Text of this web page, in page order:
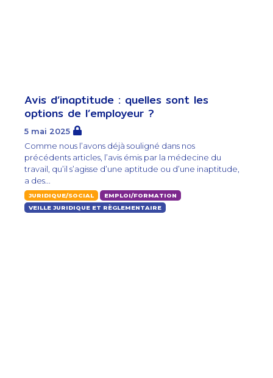
Avis d’inaptitude : quelles sont les
options de l’employeur ?
5 mai 2025
Comme nous l’avons déjà souligné dans nos
précédents articles, l’avis émis par la médecine du
travail, qu’il s’agisse d’une aptitude ou d’une inaptitude,
a des...
JURIDIQUE/SOCIAL
EMPLOI/FORMATION
VEILLE JURIDIQUE ET RÈGLEMENTAIRE